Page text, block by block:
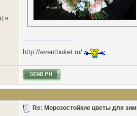
в
http://eventbuket.ru/
Re: Морозостойкие цветы для